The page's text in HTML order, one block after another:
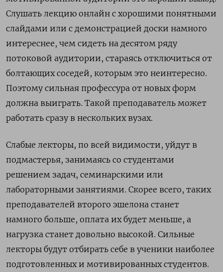
Слушать лекцию онлайн с хорошими понятными
слайдами или с демонстрацией доски намного
интереснее, чем сидеть на десятом ряду
потоковой аудитории, стараясь отключиться от
болтающих соседей, которым это неинтересно.
Поэтому сильная профессура от новых форм
должна выиграть. Такой преподаватель может
работать сразу в нескольких вузах.
Слабые лекторы, по всей видимости, уйдут в
подмастерья, занимаясь со студентами
решением задач, семинарскими или
лабораторными занятиями. Скорее всего, таких
преподавателей второго эшелона станет
намного больше, оплата их будет меньше, а
нагрузка станет довольно высокой. Сильные
лекторы будут отбирать себе в ученики наиболее
подготовленных и мотивированных студентов.